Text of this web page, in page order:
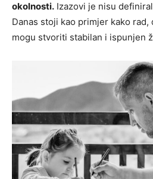
okolnosti. Izazovi je nisu
Danas stoji kao primjer kako
mogu stvoriti stabilan i ispunjen